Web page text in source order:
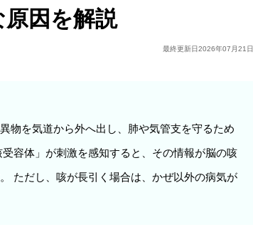
因を解説
最終更新日2026年07月21日
物を気道から外へ出し、肺や気管支を守るため
容体」が刺激を感知すると、その情報が脳の咳
ただし、咳が長引く場合は、かぜ以外の病気が